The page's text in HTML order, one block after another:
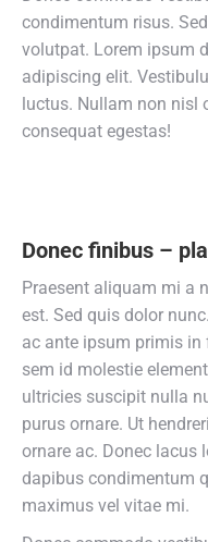
condimentum risus.
volutpat. Lorem ipsum
adipiscing elit.
luctus. Nullam non nisl
consequat egestas!
Donec finibus –
Praesent aliquam mi a
est. Sed quis dolor
ac ante ipsum primis
sem id molestie
ultricies suscipit nulla
purus ornare. Ut
ornare ac. Donec lacus
dapibus condimentum
maximus vel vitae mi.